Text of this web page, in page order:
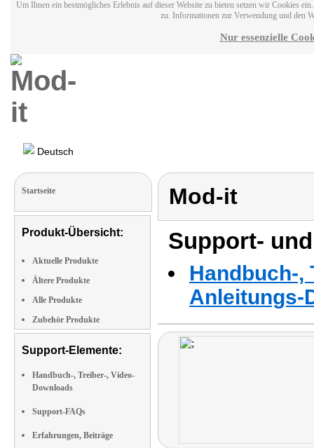
Um Ihnen ein bestmögliches Erlebnis auf dieser Website zu bieten setzen wir Cookies
zu. Informationen zur Verwendung und den
Nur essenzielle
Deutsch
Startseite
Produkt-Übersicht:
Aktuelle Produkte
Ältere Produkte
Alle Produkte
Zubehör Produkte
Support-Elemente:
Handbuch-, Treiber-, Video-
Downloads
Support-FAQs
Erfahrungen, Beiträge
Mod-it
Support-
Handbuch-,
Anleitungs-